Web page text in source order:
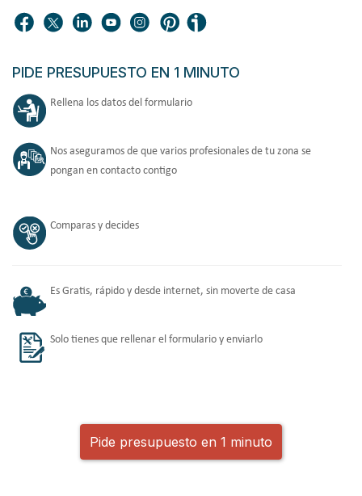
PIDE PRESUPUESTO EN 1 MINUTO
Rellena los datos del formulario
Nos aseguramos de que varios profesionales de tu zona se
pongan en contacto contigo
Comparas y decides
Es Gratis, rápido y desde internet, sin moverte de casa
Solo tienes que rellenar el formulario y enviarlo
Pide presupuesto en 1 minuto